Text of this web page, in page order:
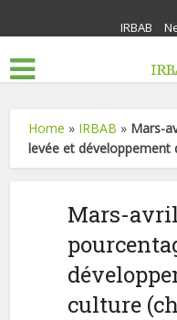
IRBAB
Home » IRBAB » Mars-
levée et développement
Mars-avril
culture